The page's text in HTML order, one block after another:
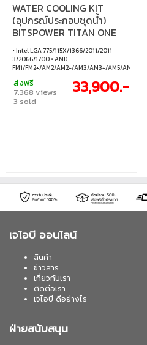
WATER COOLING KIT
(อุปกรณ์ประกอบชุดน้ำ)
BITSPOWER TITAN ONE
3.0 - INCLUDED LIAN LI O11
DYNAMIC CASE
• Intel LGA 775/115X/1366/2011/2011-
3/2066/1700 • AMD
FM1/FM2+/AM2/AM2+/AM3/AM3+/AM5/AM5
ส่งฟรี
7,368 views
3 sold
33,900.-
เจไอบี ออนไลน์
สินค้า
ข่าวสาร
เกี่ยวกับเรา
ติดต่อเรา
เจไอบี ดีอย่างไร
ฝ่ายสนับสนุน